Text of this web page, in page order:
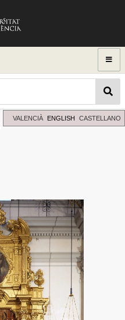
VALENCIÀ ENGLISH CASTELLANO